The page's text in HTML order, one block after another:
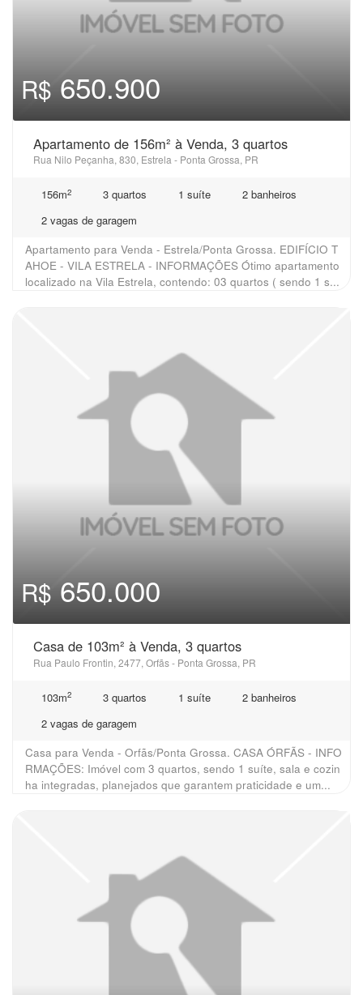
R$650.900
Apartamento de 156m² à Venda, 3 quartos
Rua Nilo Peçanha, 830, Estrela - Ponta Grossa, PR
156m2 3 quartos 1 suíte
2 banheiros
2 vagas de garagem
Apartamento para Venda - Estrela/Ponta Grossa. EDIFÍCIO T
AHOE - VILA ESTRELA - INFORMAÇÕES Ótimo apartamento
localizado na Vila Estrela, contendo: 03 quartos ( sendo 1 s...
R$650.000
Casa de 103m² à Venda, 3 quartos
Rua Paulo Frontin, 2477, Orfãs - Ponta Grossa, PR
103m2 3 quartos 1 suíte
2 banheiros
2 vagas de garagem
Casa para Venda - Orfãs/Ponta Grossa. CASA ÓRFÃS - INFO
RMAÇÕES: Imóvel com 3 quartos, sendo 1 suíte, sala e cozin
ha integradas, planejados que garantem praticidade e um...